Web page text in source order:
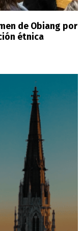
de Obiang por
étnica